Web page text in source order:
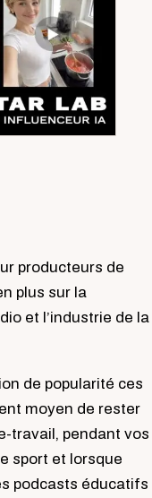
producteurs de
plus sur la
et l’industrie de la
de popularité ces
moyen de rester
travail, pendant vos
sport et lorsque
podcasts éducatifs